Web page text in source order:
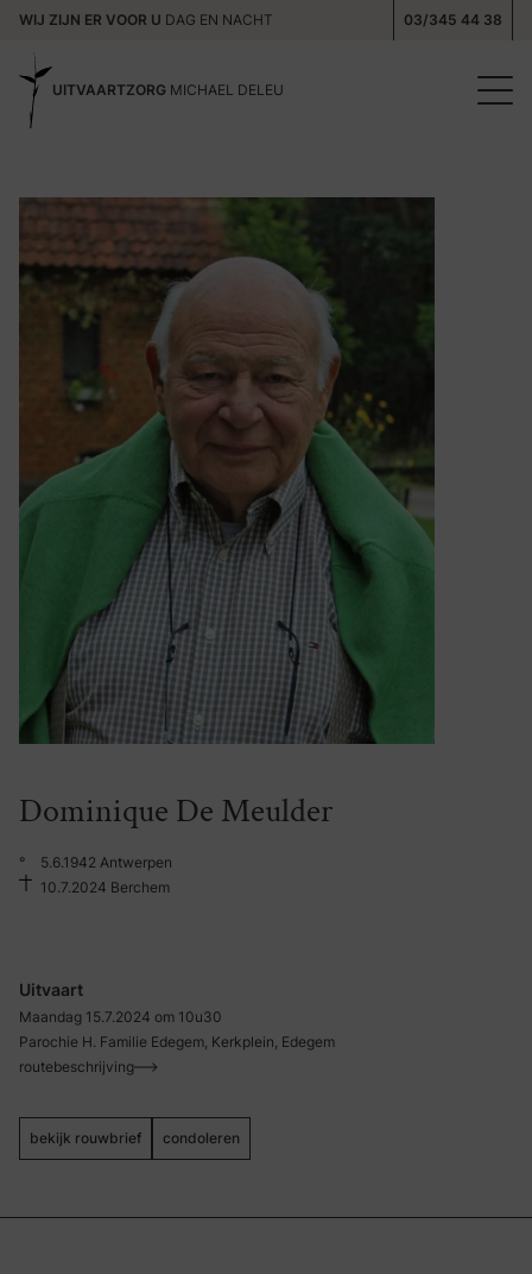
WIJ ZIJN ER VOOR U DAG EN NACHT 03/345 44 38
UITVAARTZORG MICHAEL DELEU
Dominique De Meulder
°
5.6.1942 Antwerpen
10.7.2024 Berchem
Uitvaart
Maandag 15.7.2024 om 10u30
Parochie H. Familie Edegem, Kerkplein, Edegem
routebeschrijving
bekijk rouwbrief
condoleren